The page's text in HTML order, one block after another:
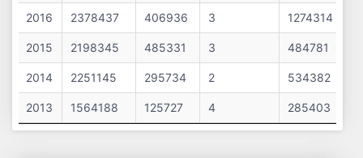
2016 2378437 406936 3 1274314
2015 2198345 485331 3 484781
2014 2251145 295734 2 534382
2013 1564188 125727 4 285403